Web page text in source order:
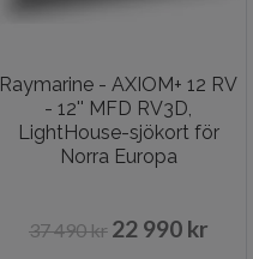
Raymarine - AXIOM+ 12 RV
- 12'' MFD RV3D,
LightHouse-sjökort för
Norra Europa
37 490 kr 22 990 kr